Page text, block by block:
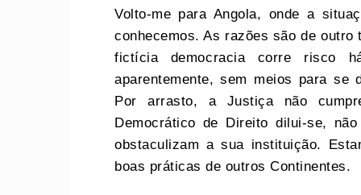
Volto-me para Angola, onde a
conhecemos. As razões são de
fictícia democracia corre risco
aparentemente, sem meios para se
Por arrasto, a Justiça não
Democrático de Direito dilui-se,
obstaculizam a sua instituição.
boas práticas de outros Continentes.